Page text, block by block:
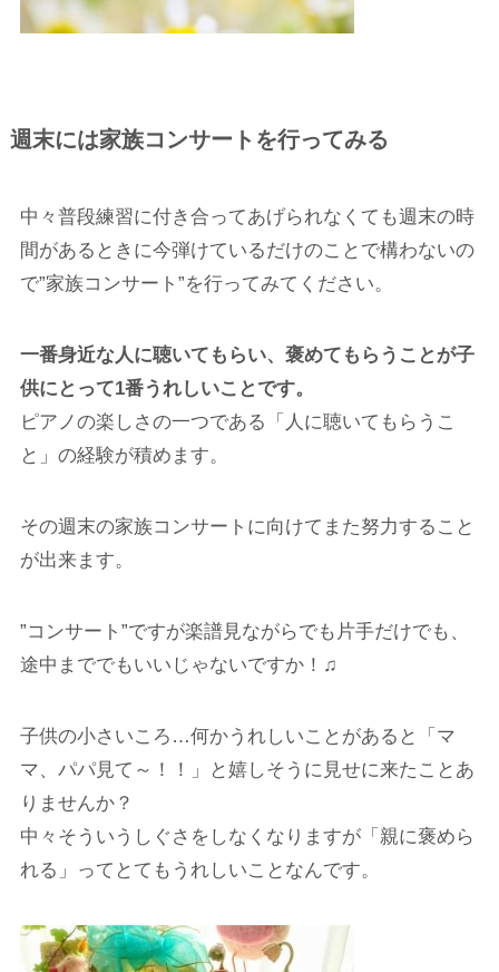
週末には家族コンサートを行ってみる
中々普段練習に付き合ってあげられなくても週末の時
間があるときに今弾けているだけのことで構わないの
で”家族コンサート”を行ってみてください。
一番身近な人に聴いてもらい、褒めてもらうことが子
供にとって1番うれしいことです。
ピアノの楽しさの一つである「人に聴いてもらうこ
と」の経験が積めます。
その週末の家族コンサートに向けてまた努力すること
が出来ます。
”コンサート”ですが楽譜見ながらでも片手だけでも、
途中まででもいいじゃないですか！♫
子供の小さいころ…何かうれしいことがあると「マ
マ、パパ見て～！！」と嬉しそうに見せに来たことあ
りませんか？
中々そういうしぐさをしなくなりますが「親に褒めら
れる」ってとてもうれしいことなんです。